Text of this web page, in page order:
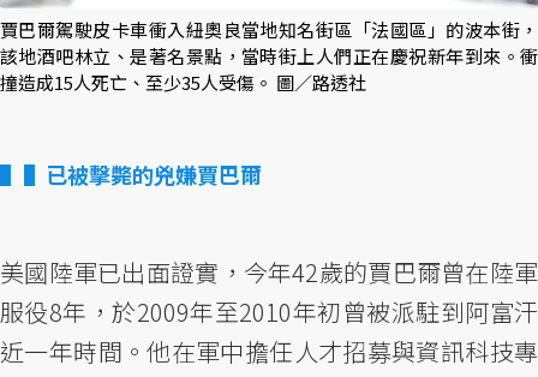
賈巴爾駕駛皮卡車衝入紐奧良當地知名街區「法國區」的波本街，
該地酒吧林立、是著名景點，當時街上人們正在慶祝新年到來。衝
撞造成15人死亡、至少35人受傷。 圖／路透社
▌已被擊斃的兇嫌賈巴爾
美國陸軍已出面證實，今年42歲的賈巴爾曾在陸軍
服役8年，於2009年至2010年初曾被派駐到阿富汗
近一年時間。他在軍中擔任人才招募與資訊科技專